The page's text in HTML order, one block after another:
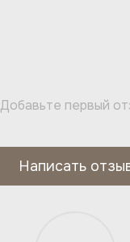
Добавьте первый
Написать